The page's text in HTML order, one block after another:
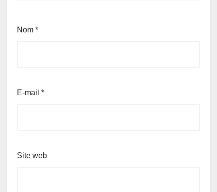
Nom *
E-mail *
Site web